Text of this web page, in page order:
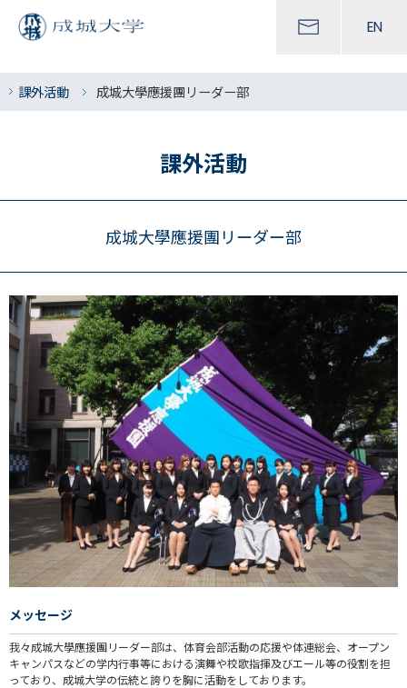
EN
課外活動 成城大學應援團リーダー部
課外活動
成城大學應援團リーダー部
メッセージ
我々成城大學應援團リーダー部は、体育会部活動の応援や体連総会、オープン
キャンパスなどの学内行事等における演舞や校歌指揮及びエール等の役割を担
っており、成城大学の伝統と誇りを胸に活動をしております。